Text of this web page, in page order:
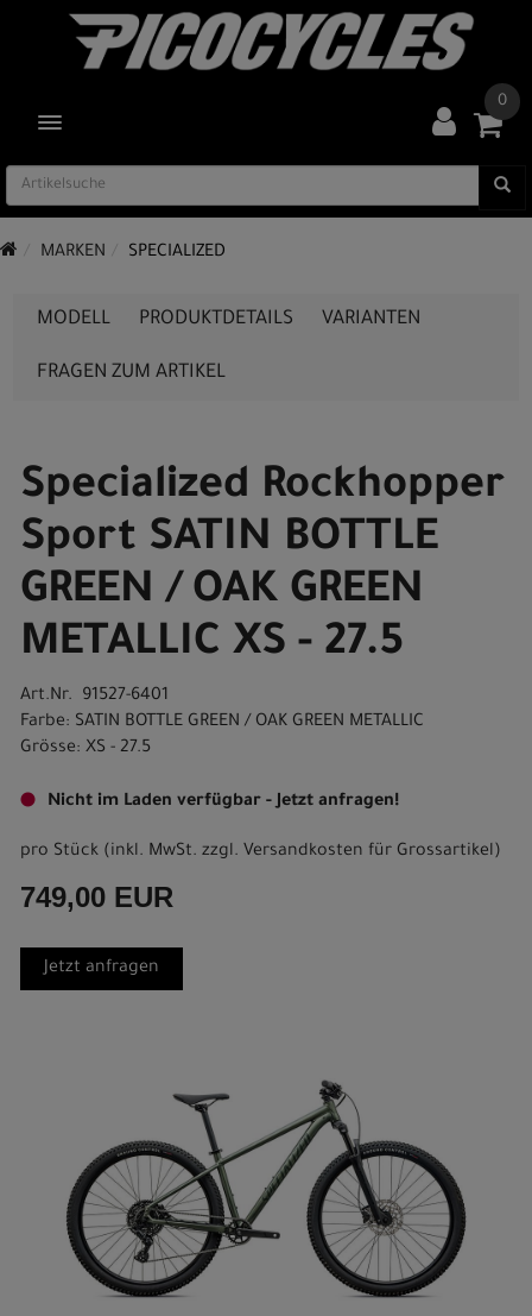
TOGGLE NAVIGATION
0
MARKEN SPECIALIZED
MODELL PRODUKTDETAILS VARIANTEN
FRAGEN ZUM ARTIKEL
Specialized Rockhopper
Sport SATIN BOTTLE
GREEN / OAK GREEN
METALLIC XS - 27.5
Art.Nr. 91527-6401
Farbe: SATIN BOTTLE GREEN / OAK GREEN METALLIC
Grösse: XS - 27.5
Nicht im Laden verfügbar - Jetzt anfragen!
pro Stück (inkl. MwSt. zzgl. Versandkosten für Grossartikel)
749,00 EUR
Jetzt anfragen